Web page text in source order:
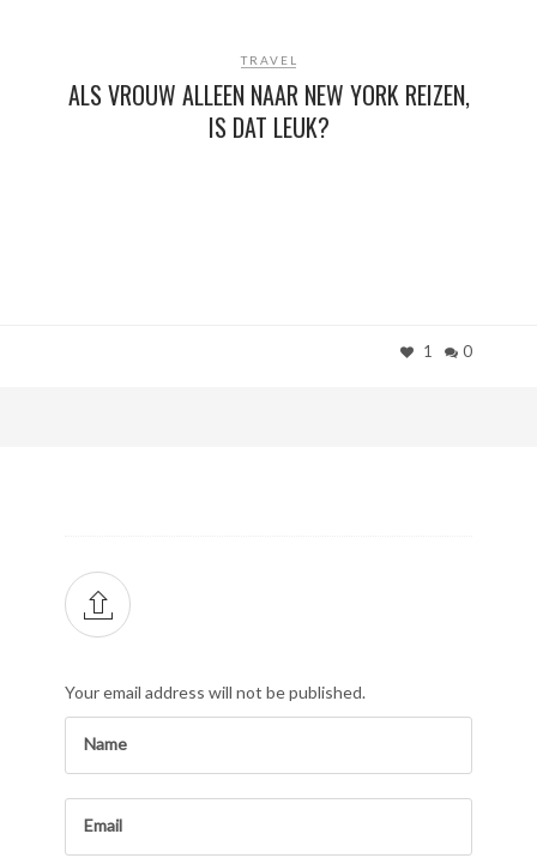
TRAVEL
ALS VROUW ALLEEN NAAR NEW YORK REIZEN,
IS DAT LEUK?
1 0
Your email address will not be published.